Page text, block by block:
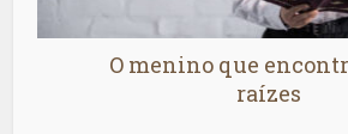
O menino que
raízes